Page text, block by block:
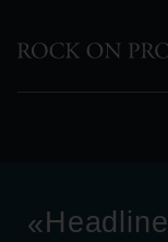
«Headline